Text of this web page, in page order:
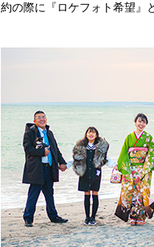
約の際に『ロケフォト希望』